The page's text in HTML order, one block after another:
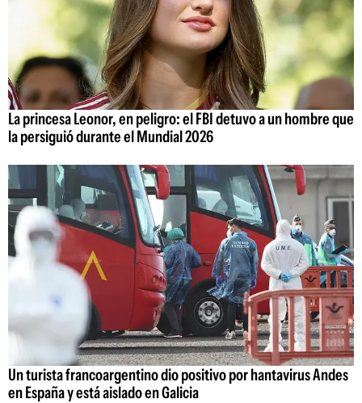
La princesa Leonor, en peligro: el FBI detuvo a un hombre que
la persiguió durante el Mundial 2026
Un turista francoargentino dio positivo por hantavirus Andes
en España y está aislado en Galicia